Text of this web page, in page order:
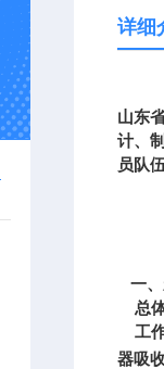
详细
山东
计、
员队
一
总
工
器吸